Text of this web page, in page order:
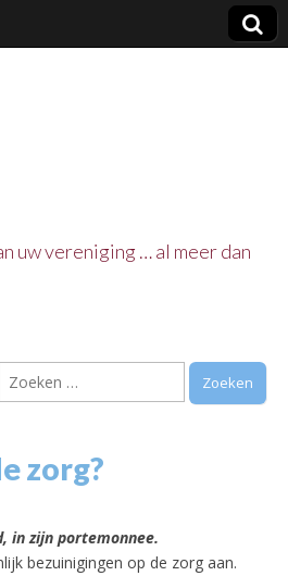
e.o.
uw vereniging … al meer dan
Zoeken
naar:
zorg?
in zijn portemonnee.
bezuinigingen op de zorg aan.